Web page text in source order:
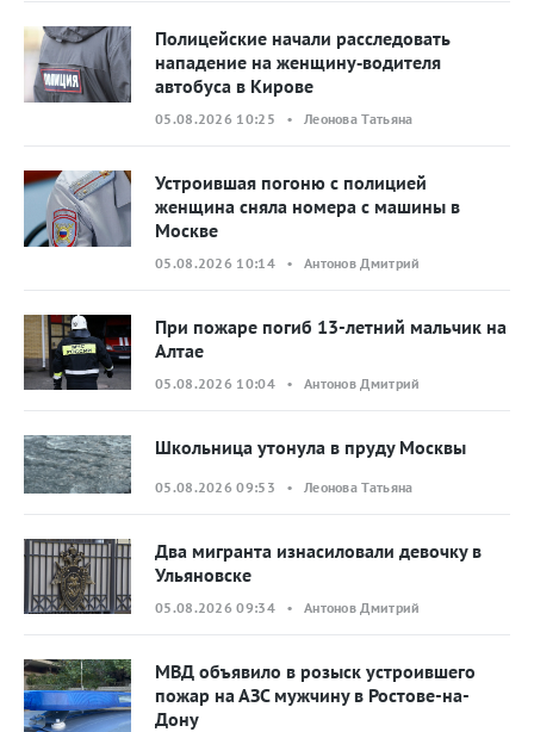
Полицейские начали расследовать
нападение на женщину‑водителя
автобуса в Кирове
05.08.2026 10:25 • Леонова Татьяна
Устроившая погоню с полицией
женщина сняла номера с машины в
Москве
05.08.2026 10:14 • Антонов Дмитрий
При пожаре погиб 13-летний мальчик на
Алтае
05.08.2026 10:04 • Антонов Дмитрий
Школьница утонула в пруду Москвы
05.08.2026 09:53 • Леонова Татьяна
Два мигранта изнасиловали девочку в
Ульяновске
05.08.2026 09:34 • Антонов Дмитрий
МВД объявило в розыск устроившего
пожар на АЗС мужчину в Ростове-на-
Дону